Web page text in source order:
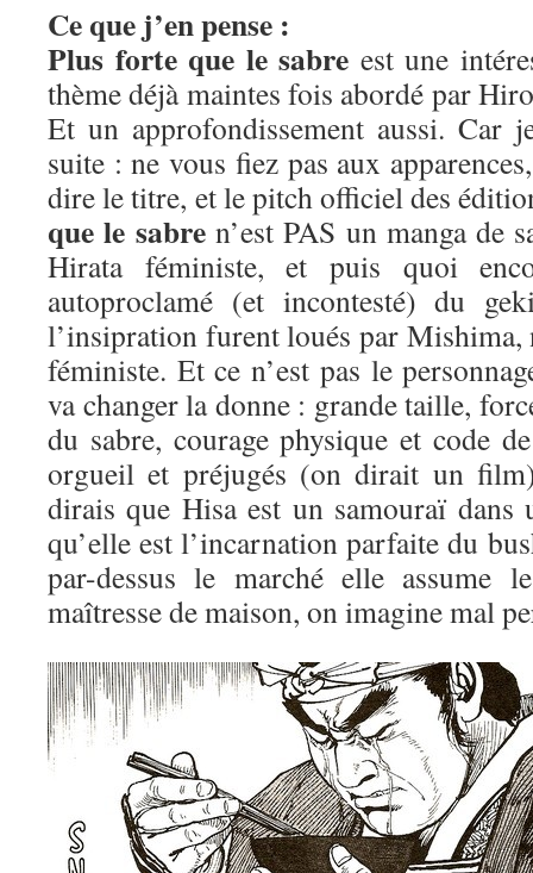
Ce que j’en pense :
Plus forte que le sabre est une
thème déjà maintes fois abordé par
Et un approfondissement aussi. Car
suite : ne vous fiez pas aux
dire le titre, et le pitch officiel des
que le sabren’est PAS un manga de
Hirata féministe, et puis quoi
autoproclamé (et incontesté) du
l’insipration furent loués par Mishima,
féministe. Et ce n’est pas le
va changer la donne : grande taille,
du sabre, courage physique et code
orgueil et préjugés (on dirait un
dirais que Hisa est un samouraï dans
qu’elle est l’incarnation parfaite du
par-dessus le marché elle assume
maîtresse de maison, on imagine mal